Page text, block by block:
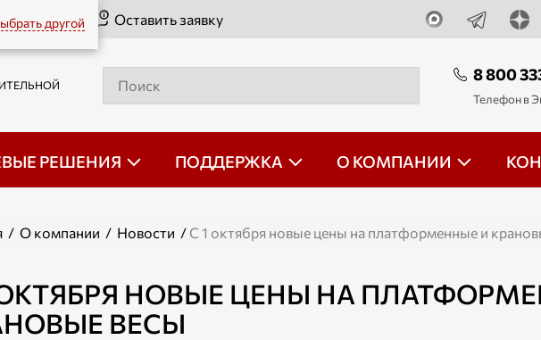
другой Оставить заявку
8 800
Телефон в
РЕШЕНИЯ ПОДДЕРЖКА О КОМПАНИИ
/ О компании / Новости / С 1 октября новые цены на платформенные и
ОКТЯБРЯ НОВЫЕ ЦЕНЫ НА
ВЕСЫ